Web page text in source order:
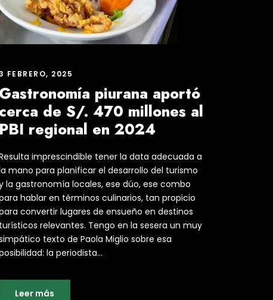
FEBRERO, 2025
Gastronomía piurana aportó
cerca de S/. 470 millones al
PBI regional en 2024
imprescindible tener la data adecuada a
mano para planificar el desarrollo del turismo
la gastronomía locales, ese dúo, ese combo
hablar en términos culinarios, tan propicio
convertir lugares de ensueño en destinos
turísticos relevantes. Tengo en la sesera un muy
texto de Paola Miglio sobre esa
la periodista...
Leer más